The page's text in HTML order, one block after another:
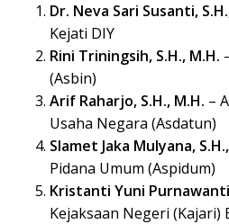
Dr. Neva Sari Susanti,
Kejati DIY
Rini Triningsih, S.H., M.H.
(Asbin)
Arif Raharjo, S.H., M.H. –
Usaha Negara (Asdatun)
Slamet Jaka Mulyana,
Pidana Umum (Aspidum)
Kristanti Yuni
Kejaksaan Negeri (Kajari)